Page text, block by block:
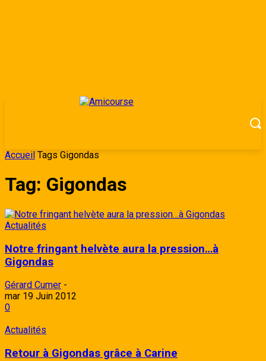
Accueil Tags Gigondas
Tag: Gigondas
Actualités
Notre fringant helvète aura la pression…à
Gigondas
Gérard Cumer -
mar 19 Juin 2012
0
Actualités
Retour à Gigondas grâce à Carine